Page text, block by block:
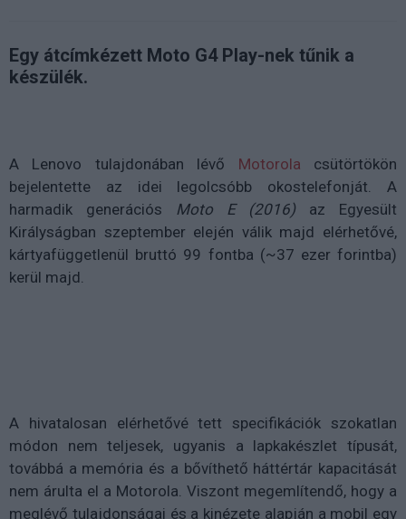
Egy átcímkézett Moto G4 Play-nek tűnik a
készülék.
A Lenovo tulajdonában lévő Motorola csütörtökön
bejelentette az idei legolcsóbb okostelefonját. A
harmadik generációs Moto E (2016) az Egyesült
Királyságban szeptember elején válik majd elérhetővé,
kártyafüggetlenül bruttó 99 fontba (~37 ezer forintba)
kerül majd.
A hivatalosan elérhetővé tett specifikációk szokatlan
módon nem teljesek, ugyanis a lapkakészlet típusát,
továbbá a memória és a bővíthető háttértár kapacitását
nem árulta el a Motorola. Viszont megemlítendő, hogy a
meglévő tulajdonságai és a kinézete alapján a mobil egy